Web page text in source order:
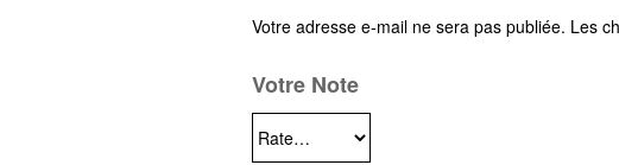
Votre adresse e-mail ne sera pas publiée. Les
Votre Note